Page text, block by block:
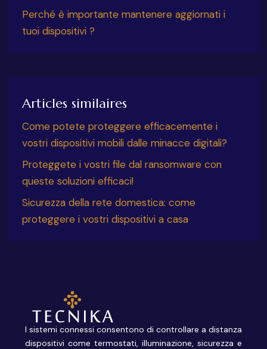
Perché è importante mantenere aggiornati i
tuoi dispositivi ?
Articles similaires
Come potete proteggere efficacemente i
vostri dispositivi mobili dalle minacce digitali?
Proteggete i vostri file dal ransomware con
queste soluzioni efficaci!
Sicurezza della rete domestica: come
proteggere i vostri dispositivi a casa
I sistemi connessi consentono di controllare a distanza
dispositivi come termostati, illuminazione, sicurezza e